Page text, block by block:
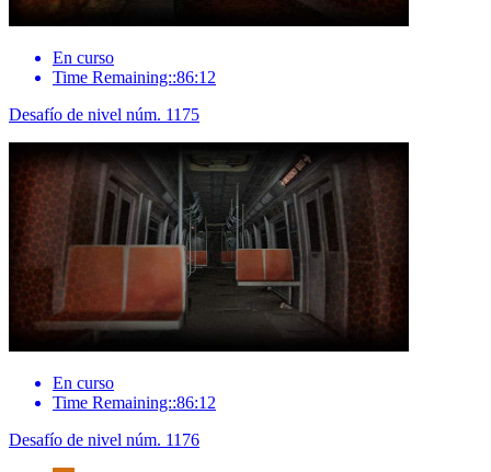
En curso
Time Remaining::86:12
Desafío de nivel núm. 1175
En curso
Time Remaining::86:12
Desafío de nivel núm. 1176